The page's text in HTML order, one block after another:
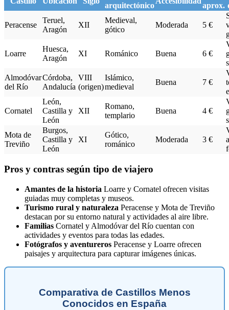
arquitectónico
aprox.
Peracense
Teruel,
Aragón
XII
Medieval,
gótico
Moderada 5 €
Loarre
Huesca,
Aragón
XI Románico Buena 6 €
Almodóvar
del Río
Córdoba,
Andalucía
VIII
(origen)
Islámico,
medieval
Buena 7 €
Cornatel
León,
Castilla y
León
XII
Romano,
templario
Buena 4 €
Mota de
Treviño
Burgos,
Castilla y
León
XI
Gótico,
románico
Moderada 3 €
Pros y contras según tipo de viajero
Amantes de la historia Loarre y Cornatel ofrecen visitas
guiadas muy completas y museos.
Turismo rural y naturaleza Peracense y Mota de Treviño
destacan por su entorno natural y actividades al aire libre.
Familias Cornatel y Almodóvar del Río cuentan con
actividades y eventos para todas las edades.
Fotógrafos y aventureros Peracense y Loarre ofrecen
paisajes y arquitectura para capturar imágenes únicas.
Comparativa de Castillos Menos
Conocidos en España